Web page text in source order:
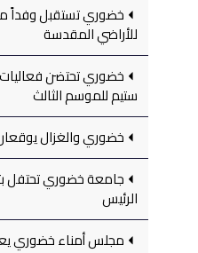
خضوري تستقبل وفداً
للأراضي المقدسة
خضوري تحتضن فعاليات
ستيم للموسم الثالث
خضوري والغزال
الرئيس
مجلس أمناء خضوري